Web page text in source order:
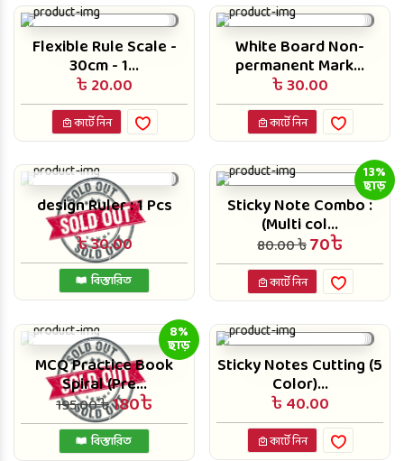
Flexible Rule Scale -
30cm - 1...
৳ 20.00
কার্টে নিন
White Board Non-
permanent Mark...
৳ 30.00
কার্টে নিন
design Ruler : 1 Pcs
৳ 30.00
বিস্তারিত
13%
ছাড়
Sticky Note Combo :
(Multi col...
80.00 ৳70৳
কার্টে নিন
8%
ছাড়
MCQ Practice Book
Spiral (Pre...
195.00 ৳180৳
বিস্তারিত
Sticky Notes Cutting (5
Color)...
৳ 40.00
কার্টে নিন